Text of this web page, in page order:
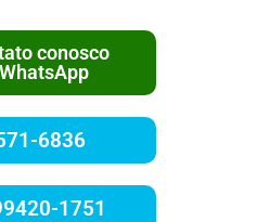
conosco
6836
1751